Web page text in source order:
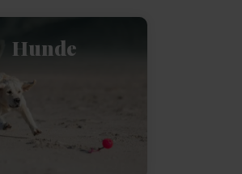
Hunde